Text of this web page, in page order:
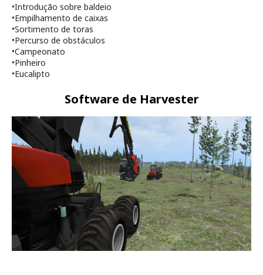
•Introdução sobre baldeio
•Empilhamento de caixas
•Sortimento de toras
•Percurso de obstáculos
•Campeonato
•Pinheiro
•Eucalipto
Software de Harvester